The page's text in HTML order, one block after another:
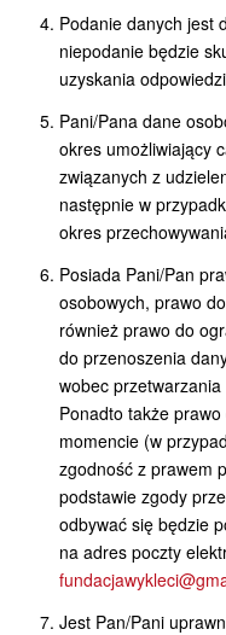
Podanie danych jest
niepodanie będzie
uzyskania
Pani/Pana dane
okres umożliwiający
związanych z
następnie w
okres
Posiada Pani/Pan
osobowych, prawo
również prawo do
do przenoszenia
wobec
Ponadto także
momencie (w
zgodność z prawem
podstawie zgody
odbywać się będzie
na adres poczty
Jest Pan/Pani